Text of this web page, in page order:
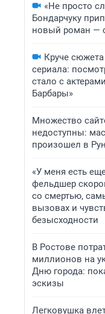
«Не просто
Бондарчуку
новый роман —
Круче
сериала:
стало с
Барбары»
Множество
недоступны:
произошел в
«У меня есть
фельдшер
со смертью,
вызовах и
безысходности
В Ростове
миллионов на
Дню города:
эскизы
Легковушка